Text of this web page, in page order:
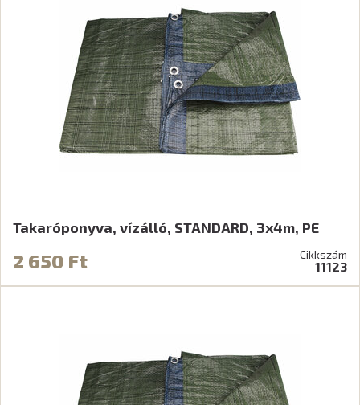
Takaróponyva, vízálló, STANDARD, 3x4m, PE
2 650 Ft Cikkszám
11123